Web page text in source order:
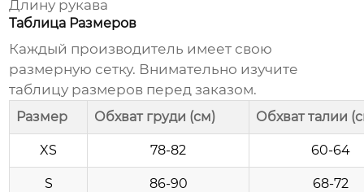
Длину рукава
Таблица Размеров
Каждый производитель имеет свою
размерную сетку. Внимательно изучите
таблицу размеров перед заказом.
Размер Обхват груди (см) Обхват талии
XS 78-82 60-64
S 86-90 68-72